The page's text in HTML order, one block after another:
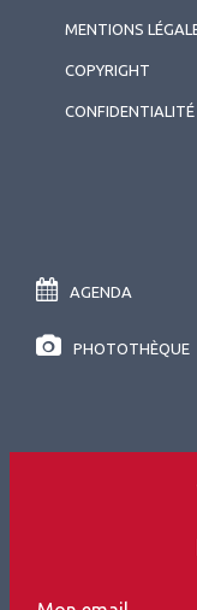
MENTIONS
COPYRIGHT
CONFIDENTIALITÉ
AGENDA
PHOTOTHÈQUE